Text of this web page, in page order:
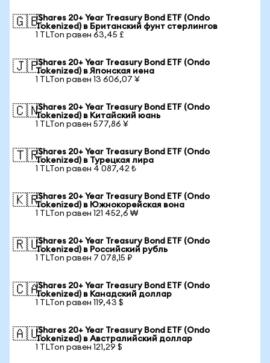
🇬🇧iShares 20+ Year Treasury Bond ETF (Ondo
Tokenized) в Британский фунт стерлингов
1 TLTon равен 63,45 £
🇯🇵iShares 20+ Year Treasury Bond ETF (Ondo
Tokenized) в Японская иена
1 TLTon равен 13 606,07 ¥
🇨🇳iShares 20+ Year Treasury Bond ETF (Ondo
Tokenized) в Китайский юань
1 TLTon равен 577,86 ¥
🇹🇷iShares 20+ Year Treasury Bond ETF (Ondo
Tokenized) в Турецкая лира
1 TLTon равен 4 087,42 ₺
🇰🇷iShares 20+ Year Treasury Bond ETF (Ondo
Tokenized) в Южнокорейская вона
1 TLTon равен 121 452,6 ₩
🇷🇺iShares 20+ Year Treasury Bond ETF (Ondo
Tokenized) в Российский рубль
1 TLTon равен 7 078,15 ₽
🇨🇦iShares 20+ Year Treasury Bond ETF (Ondo
Tokenized) в Канадский доллар
1 TLTon равен 119,43 $
🇦🇺iShares 20+ Year Treasury Bond ETF (Ondo
Tokenized) в Австралийский доллар
1 TLTon равен 121,29 $